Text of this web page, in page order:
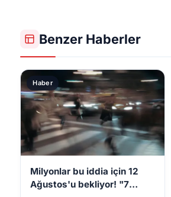
Benzer Haberler
Haber
Milyonlar bu iddia için 12
Ağustos'u bekliyor! "7